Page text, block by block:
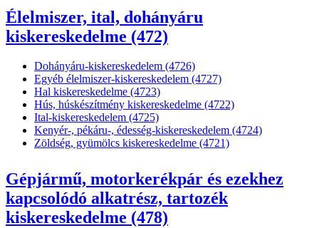
Élelmiszer, ital, dohányáru
kiskereskedelme (472)
Dohányáru-kiskereskedelem (4726)
Egyéb élelmiszer-kiskereskedelem (4727)
Hal kiskereskedelme (4723)
Hús, húskészítmény kiskereskedelme (4722)
Ital-kiskereskedelem (4725)
Kenyér-, pékáru-, édesség-kiskereskedelem (4724)
Zöldség, gyümölcs kiskereskedelme (4721)
Gépjármű, motorkerékpár és ezekhez
kapcsolódó alkatrész, tartozék
kiskereskedelme (478)